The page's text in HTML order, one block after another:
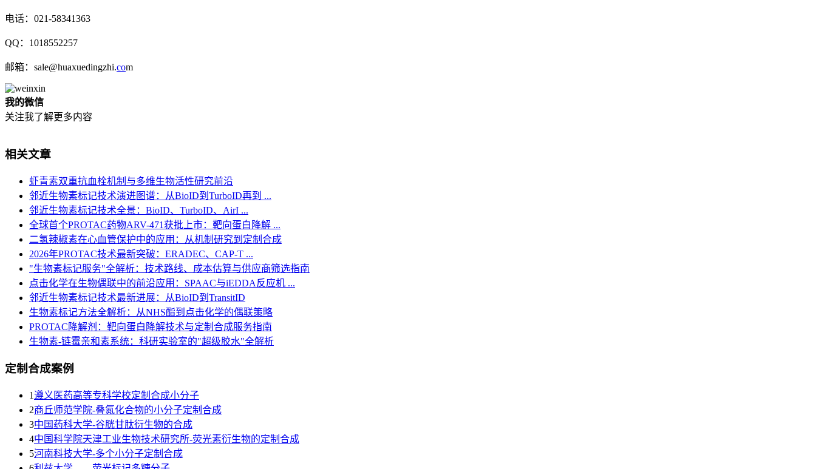
电话：021-58341363
QQ：1018552257
邮箱：sale@huaxuedingzhi.com
我的微信
关注我了解更多内容
相关文章
虾青素双重抗血栓机制与多维生物活性研究前沿
邻近生物素标记技术演进图谱：从BioID到TurboID再到 ...
邻近生物素标记技术全景：BioID、TurboID、AirI ...
全球首个PROTAC药物ARV-471获批上市：靶向蛋白降解 ...
二氢辣椒素在心血管保护中的应用：从机制研究到定制合成
2026年PROTAC技术最新突破：ERADEC、CAP-T ...
"生物素标记服务"全解析：技术路线、成本估算与供应商筛选指南
点击化学在生物偶联中的前沿应用：SPAAC与iEDDA反应机 ...
邻近生物素标记技术最新进展：从BioID到TransitID
生物素标记方法全解析：从NHS酯到点击化学的偶联策略
PROTAC降解剂：靶向蛋白降解技术与定制合成服务指南
生物素-链霉亲和素系统：科研实验室的"超级胶水"全解析
定制合成案例
1遵义医药高等专科学校定制合成小分子
2商丘师范学院-叠氮化合物的小分子定制合成
3​中国药科大学-谷胱甘肽衍生物的合成
4中国科学院天津工业生物技术研究所-荧光素衍生物的定制合成
5河南科技大学-多个小分子定制合成